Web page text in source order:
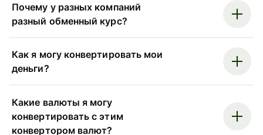
Почему у разных компаний
разный обменный курс?
Как я могу конвертировать мои
деньги?
Какие валюты я могу
конвертировать с этим
конвертором валют?